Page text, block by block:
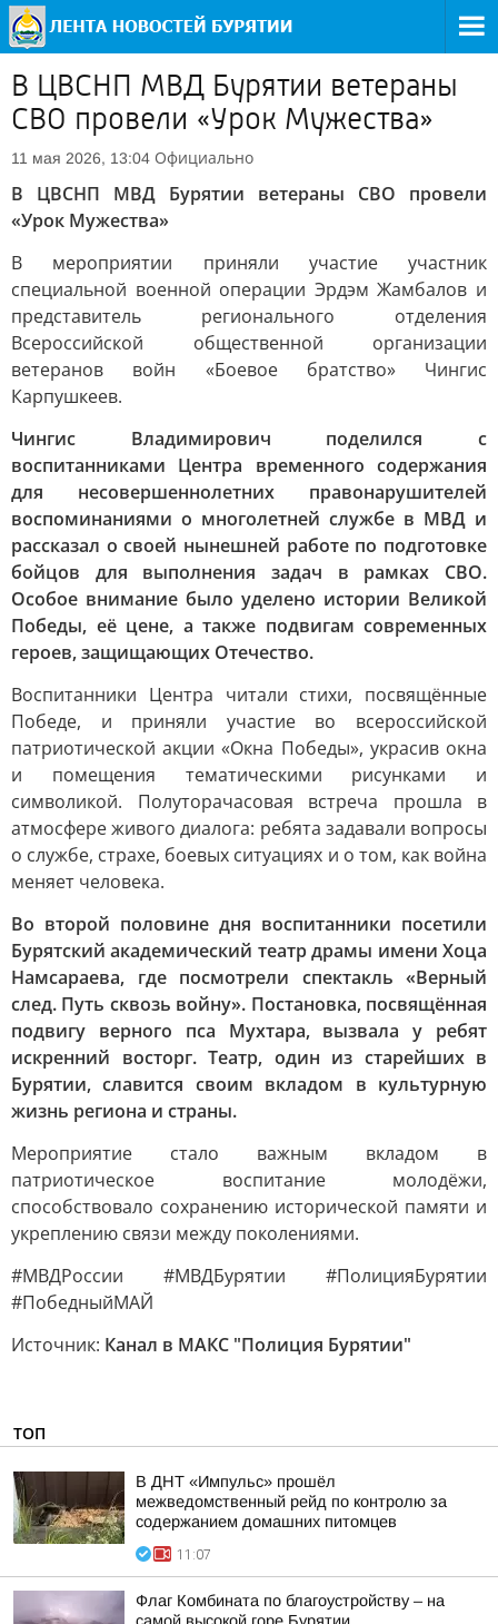
В ЦВСНП МВД Бурятии ветераны
СВО провели «Урок Мужества»
11 мая 2026, 13:04 Официально
В ЦВСНП МВД Бурятии ветераны СВО провели
«Урок Мужества»
В мероприятии приняли участие участник
специальной военной операции Эрдэм Жамбалов и
представитель регионального отделения
Всероссийской общественной организации
ветеранов войн «Боевое братство» Чингис
Карпушкеев.
Чингис Владимирович поделился с
воспитанниками Центра временного содержания
для несовершеннолетних правонарушителей
воспоминаниями о многолетней службе в МВД и
рассказал о своей нынешней работе по подготовке
бойцов для выполнения задач в рамках СВО.
Особое внимание было уделено истории Великой
Победы, её цене, а также подвигам современных
героев, защищающих Отечество.
Воспитанники Центра читали стихи, посвящённые
Победе, и приняли участие во всероссийской
патриотической акции «Окна Победы», украсив окна
и помещения тематическими рисунками и
символикой. Полуторачасовая встреча прошла в
атмосфере живого диалога: ребята задавали вопросы
о службе, страхе, боевых ситуациях и о том, как война
меняет человека.
Во второй половине дня воспитанники посетили
Бурятский академический театр драмы имени Хоца
Намсараева, где посмотрели спектакль «Верный
след. Путь сквозь войну». Постановка, посвящённая
подвигу верного пса Мухтара, вызвала у ребят
искренний восторг. Театр, один из старейших в
Бурятии, славится своим вкладом в культурную
жизнь региона и страны.
Мероприятие стало важным вкладом в
патриотическое воспитание молодёжи,
способствовало сохранению исторической памяти и
укреплению связи между поколениями.
#МВДРоссии #МВДБурятии #ПолицияБурятии
#ПобедныйМАЙ
Источник: Канал в МАКС "Полиция Бурятии"
ТОП
В ДНТ «Импульс» прошёл
межведомственный рейд по контролю за
содержанием домашних питомцев
11:07
Флаг Комбината по благоустройству – на